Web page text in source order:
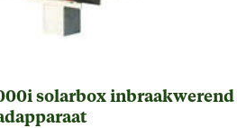
solarbox inbraakwerend